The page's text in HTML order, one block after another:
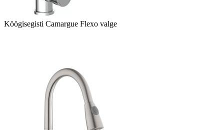
Köögisegisti Camargue Flexo valge